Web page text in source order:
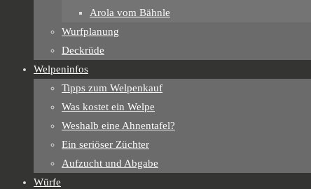
Arola vom Bähnle
Wurfplanung
Deckrüde
Welpeninfos
Tipps zum Welpenkauf
Was kostet ein Welpe
Weshalb eine Ahnentafel?
Ein seriöser Züchter
Aufzucht und Abgabe
Würfe